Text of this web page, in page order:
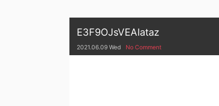
E3F9OJsVEAIataz
2021.06.09 Wed No Comment